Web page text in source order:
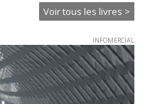
Voir tous les livres >
INFOMERCIAL